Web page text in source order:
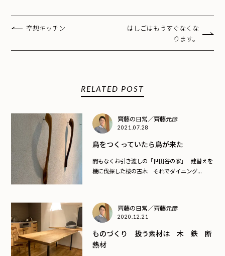
空想キッチン
はしごはもうすぐなくな
ります。
RELATED POST
齊藤の日常／齊藤元彦
2021.07.28
鳥をつくっていたら鳥が来た
間もなくお引き渡しの「世田谷の家」 建替えを
機に伐採した桜の古木 それでダイニング...
齊藤の日常／齊藤元彦
2020.12.21
ものづくり 扱う素材は 木 鉄 断
熱材